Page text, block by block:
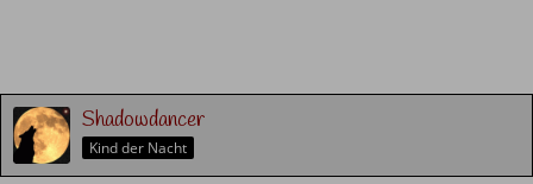
Shadowdancer
Kind der Nacht